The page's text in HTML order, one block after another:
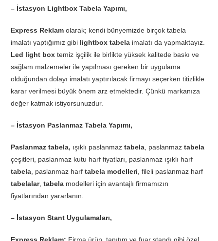
– İstasyon Lightbox Tabela Yapımı,
Express Reklam olarak; kendi bünyemizde birçok tabela
imalatı yaptığımız gibi lightbox tabela imalatı da yapmaktayız.
Led light box temiz işçilik ile birlikte yüksek kalitede baskı ve
sağlam malzemeler ile yapılması gereken bir uygulama
olduğundan dolayı imalatı yaptırılacak firmayı seçerken titizlikle
karar verilmesi büyük önem arz etmektedir. Çünkü markanıza
değer katmak istiyorsunuzdur.
– İstasyon Paslanmaz Tabela Yapımı,
Paslanmaz tabela, ışıklı paslanmaztabela , paslanmaztabela
çeşitleri, paslanmaz kutu harf fiyatları, paslanmaz ışıklı harf
tabela , paslanmaz harftabela modelleri , fileli paslanmaz harf
tabelalar,tabela modelleri için avantajlı firmamızın
fiyatlarından yararlanın.
– İstasyon Stant Uygulamaları,